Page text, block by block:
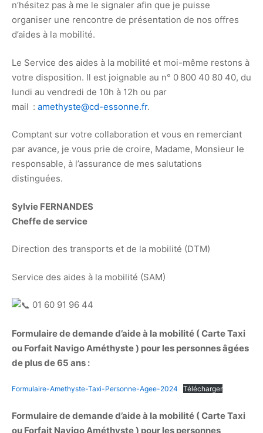
n’hésitez pas à me le signaler afin que je puisse
organiser une rencontre de présentation de nos offres
d’aides à la mobilité.
Le Service des aides à la mobilité et moi-même restons à
votre disposition. Il est joignable au n° 0 800 40 80 40, du
lundi au vendredi de 10h à 12h ou par
mail : amethyste@cd-essonne.fr.
Comptant sur votre collaboration et vous en remerciant
par avance, je vous prie de croire, Madame, Monsieur le
responsable, à l’assurance de mes salutations
distinguées.
Sylvie FERNANDES
Cheffe de service
Direction des transports et de la mobilité (DTM)
Service des aides à la mobilité (SAM)
01 60 91 96 44
Formulaire de demande d’aide à la mobilité ( Carte Taxi
ou Forfait Navigo Améthyste ) pour les personnes âgées
de plus de 65 ans :
Formulaire-Amethyste-Taxi-Personne-Agee-2024 Télécharger
Formulaire de demande d’aide à la mobilité ( Carte Taxi
ou Forfait Navigo Améthyste ) pour les personnes